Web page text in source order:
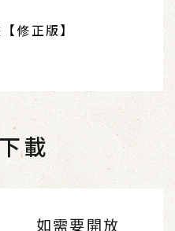
修正版】
載
如需要開放